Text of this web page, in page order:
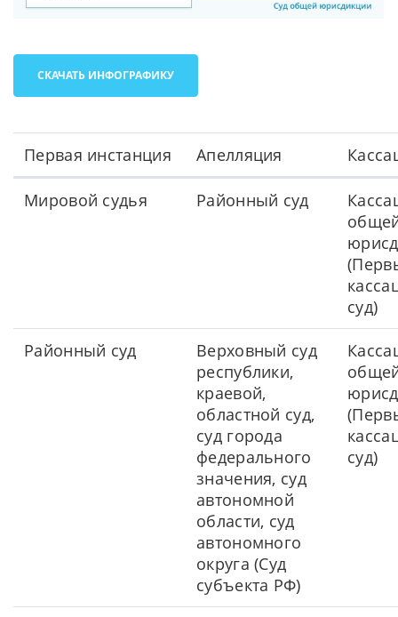
СКАЧАТЬ ИНФОГРАФИКУ
Первая инстанция Апелляция
Мировой судья Районный суд
суд)
Районный суд
Верховный суд
республики,
краевой,
областной суд,
суд города
федерального
значения, суд
автономной
области, суд
автономного
округа (Суд
субъекта РФ)
суд)